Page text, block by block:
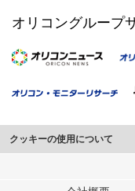
オリコングループ
クッキーの使用について
このサイトでは Cookie を使